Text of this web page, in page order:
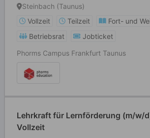
Steinbach (Taunus)
Vollzeit
Teilzeit
Fort- und
Betriebsrat
Jobticket
Phorms Campus Frankfurt Taunus
Lehrkraft für Lernförderung (m/w/
Vollzeit